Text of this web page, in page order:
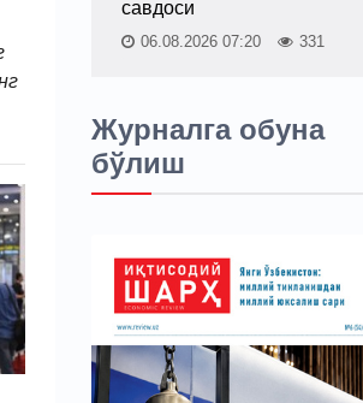
савдоси
06.08.2026 07:20 331
Журналга обуна
бўлиш